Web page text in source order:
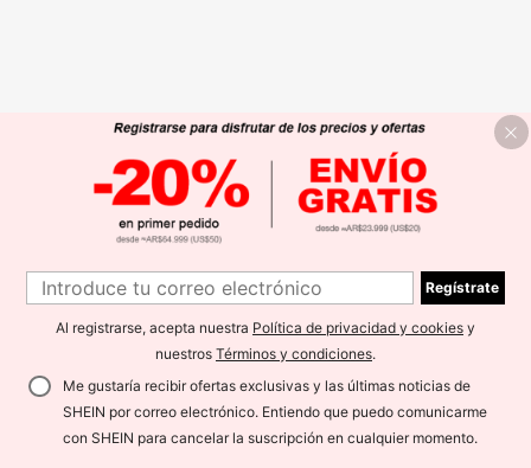
Regístrate
Al registrarse, acepta nuestra Política de privacidad y cookies y
nuestros Términos y condiciones.
Me gustaría recibir ofertas exclusivas y las últimas noticias de
SHEIN por correo electrónico. Entiendo que puedo comunicarme
con SHEIN para cancelar la suscripción en cualquier momento.